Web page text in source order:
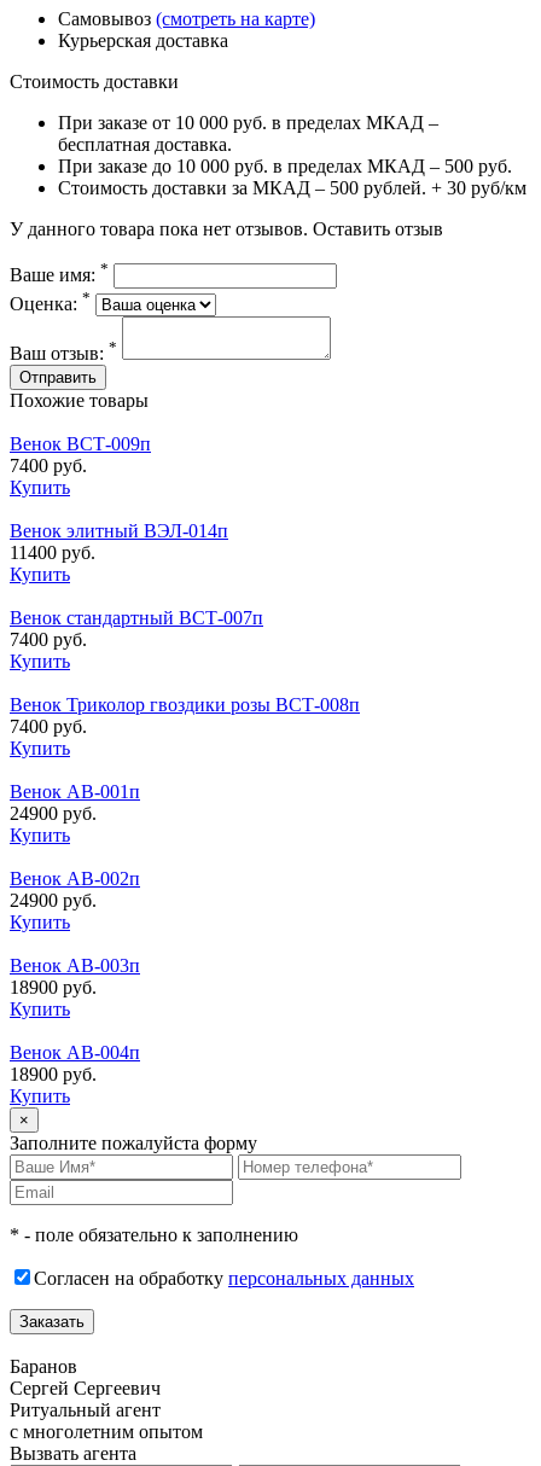
Самовывоз (смотреть на карте)
Курьерская доставка
Стоимость доставки
При заказе от 10 000 руб. в пределах МКАД –
бесплатная доставка.
При заказе до 10 000 руб. в пределах МКАД – 500 руб.
Стоимость доставки за МКАД – 500 рублей. + 30 руб/км
У данного товара пока нет отзывов. Оставить отзыв
Ваше имя: *
Оценка: *
Ваш отзыв: *
Похожие товары
Венок ВСТ-009п
7400 руб.
Купить
Венок элитный ВЭЛ-014п
11400 руб.
Купить
Венок стандартный ВСТ-007п
7400 руб.
Купить
Венок Триколор гвоздики розы ВСТ-008п
7400 руб.
Купить
Венок АВ-001п
24900 руб.
Купить
Венок АВ-002п
24900 руб.
Купить
Венок АВ-003п
18900 руб.
Купить
Венок АВ-004п
18900 руб.
Купить
×
Заполните пожалуйста форму
* - поле обязательно к заполнению
Согласен на обработку персональных данных
Баранов
Сергей Сергеевич
Ритуальный агент
с многолетним опытом
Вызвать агента